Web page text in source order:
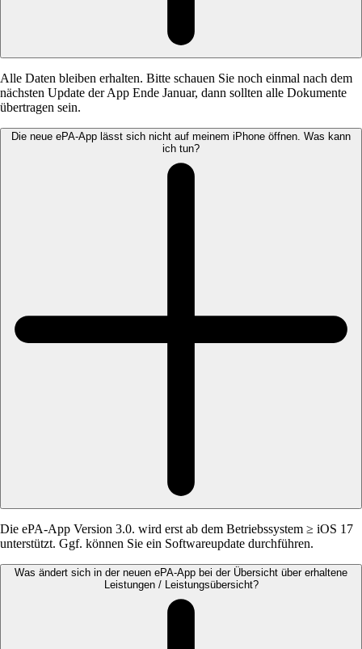
Alle Daten bleiben erhalten. Bitte schauen Sie noch einmal nach dem
nächsten Update der App Ende Januar, dann sollten alle Dokumente
übertragen sein.
Die neue ePA-App lässt sich nicht auf meinem iPhone öffnen. Was kann
ich tun?
Die ePA-App Version 3.0. wird erst ab dem Betriebssystem ≥ iOS 17
unterstützt. Ggf. können Sie ein Softwareupdate durchführen.
Was ändert sich in der neuen ePA-App bei der Übersicht über erhaltene
Leistungen / Leistungsübersicht?